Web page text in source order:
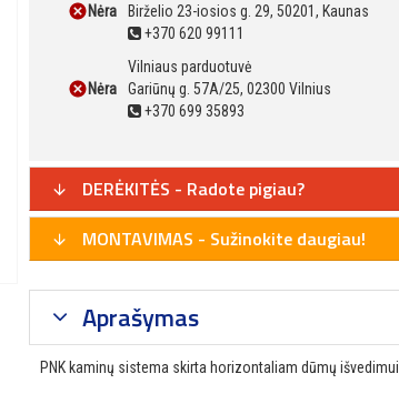
Nėra
Birželio 23-iosios g. 29, 50201, Kaunas
+370 620 99111
Nėra
Vilniaus parduotuvė
Gariūnų g. 57A/25, 02300 Vilnius
+370 699 35893
DERĖKITĖS - Radote pigiau?
MONTAVIMAS - Sužinokite daugiau!
Aprašymas
PNK kaminų sistema skirta horizontaliam dūmų išvedimui